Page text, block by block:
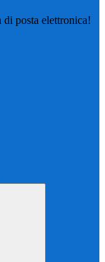
posta elettronica!